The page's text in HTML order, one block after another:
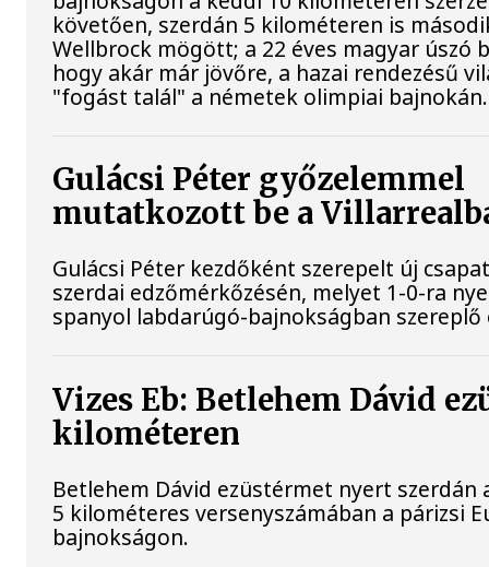
követően, szerdán 5 kilométeren is
Wellbrock mögött; a 22 éves magyar úszó
hogy akár már jövőre, a hazai rendezésű
"fogást talál" a németek olimpiai bajnokán.
Gulácsi Péter győzelemmel
mutatkozott be a
Gulácsi Péter kezdőként szerepelt új
szerdai edzőmérkőzésén, melyet 1-0-ra
spanyol labdarúgó-bajnokságban
Vizes Eb: Betlehem Dávid
kilométeren
Betlehem Dávid ezüstérmet nyert szerdán
5 kilométeres versenyszámában a párizsi
bajnokságon.